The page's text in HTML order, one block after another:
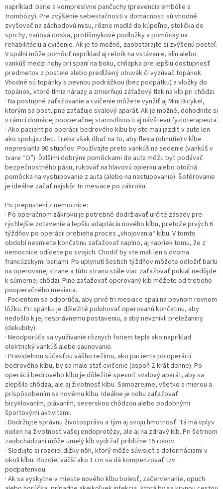
napríklad: barle a kompresívne pančuchy (prevencia embólie a
trombózy). Pre zvýšenie sebestačnosti v domácnosti sú vhodné
zvyšovač na záchodovú misu, rôzne madlá do kúpeľne, stolička do
sprchy, vaňová doska, protišmykové podložky a pomôcky na
rehabilitáciu a cvičenie. Ak je to možné, zaobstarajte si zvýšenú posteľ.
V spálni môže pomôcť napríklad aj rebrík na vstávanie, klín alebo
vankúš medzi nohy pri spaní na boku, chňapka pre lepšiu dostupnosť
predmetov z postele alebo predĺžený obuvák či vyzúvač topánok.
Vhodné sú topánky s pevnou podrážkou (bez podpätku) a vložky do
topánok, ktoré tlmia nárazy a zmierňujú záťažový tlak na kĺb pri chôdzi.
· Na postupné zaťažovanie a cvičenie môžete využiť aj Mini Bicykel,
ktorým sa postupne zaťažuje svalový aparát. Ak je možné, dohodnite si
v rámci domácej pooperačnej starostlivosti aj návštevu fyzioterapeuta.
· Ako pacient po operácii bedrového kĺbu by ste mali jazdiť v aute len
ako spolujazdec. Treba však dbať na to, aby flexia (ohnutie) v kĺbe
nepresiahla 90 stupňov. Používajte preto vankúš na sedenie (vankúš v
tvare “O”). Ďalšími dobrými pomôckami do auta môžu byť podávač
bezpečnostného pásu, rukoväť na hlavovú opierku alebo otočná
pomôcka na vystupovanie z auta (alebo na nastupovanie). Šoférovanie
je ideálne začať najskôr tri mesiace po zákroku.
Po prepustení z nemocnice:
· Po operačnom zákroku je potrebné dodržiavať určité zásady pre
rýchlejšie zotavenie a lepšiu adaptáciu nového kĺbu, pretože prvých 6
týždňov po operácii prebieha proces „vhojovania“ kĺbu. V tomto
období nesmiete končatinu zaťažovať naplno, aj napriek tomu, že z
nemocnice odídete po svojich. Chodiť by ste mali len s dvoma
francúzskymi barlami. Po uplynutí šestich týždňov môžete odložiť barlu
na operovanej strane a túto stranu stále viac zaťažovať pokiaľ nedôjde
k súmernej chôdzi. Plne zaťažovať operovaný kĺb môžete od tretieho
pooperačného mesiaca.
· Pacientom sa odporúča, aby prvé tri mesiace spali na pevnom rovnom
lôžku. Pri spánku je dôležité polohovať operovanú končatinu, aby
nedošlo k jej nesprávnemu postaveniu, a aby nevznikli preležaniny
(dekubity).
· Neodporúča sa využívanie rôznych foriem tepla ako napríklad
elektrický vankúš alebo saunovanie.
· Pravidelnou súčasťou vášho režimu, ako pacienta po operácii
bedrového kĺbu, by sa malo stať cvičenie (aspoň 2-krát denne). Po
operácii bedrového kĺbu je dôležité spevniť svalový aparát, aby sa
zlepšila chôdza, ale aj životnosť kĺbu. Samozrejme, všetko s mierou a
prispôsobením sa novému kĺbu. Ideálne je nohu zaťažovať
bicyklovaním, plávaním, severskou chôdzou alebo podobnými
športovými aktivitami.
· Dodržujte správnu životosprávu a tým aj svoju hmotnosť. Tá má vplyv
nielen na životnosť vašej endoprotézy, ale aj na zdravý kĺb. Pri šetrnom
zaobchádzaní môže umelý kĺb vydržať približne 15 rokov.
· Sledujte si rozdiel dĺžky nôh, ktorý môže súvisieť s deformáciami v
okolí kĺbu. Rozdiel väčší ako 1 cm sa dá kompenzovať tzv.
podpätenkou.
· Ak sa vyskytne v mieste nového kĺbu bolesť, začervenanie, opuch